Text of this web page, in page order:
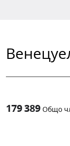
179 389 Общо